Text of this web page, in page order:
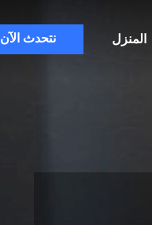
المنزل نتحدث الآن